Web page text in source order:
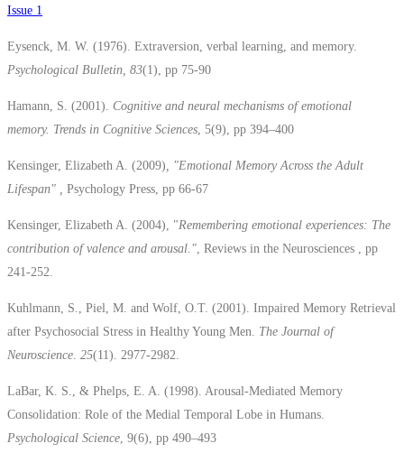
Issue 1
Eysenck, M. W. (1976). Extraversion, verbal learning, and memory.
Psychological Bulletin, 83(1), pp 75-90
Hamann, S. (2001). Cognitive and neural mechanisms of emotional
memory. Trends in Cognitive Sciences, 5(9), pp 394–400
Kensinger, Elizabeth A. (2009), "Emotional Memory Across the Adult
Lifespan" , Psychology Press, pp 66-67
Kensinger, Elizabeth A. (2004), "Remembering emotional experiences: The
contribution of valence and arousal.", Reviews in the Neurosciences , pp
241-252.
Kuhlmann, S., Piel, M. and Wolf, O.T. (2001). Impaired Memory Retrieval
after Psychosocial Stress in Healthy Young Men. The Journal of
Neuroscience. 25(11). 2977-2982.
LaBar, K. S., & Phelps, E. A. (1998). Arousal-Mediated Memory
Consolidation: Role of the Medial Temporal Lobe in Humans.
Psychological Science, 9(6), pp 490–493